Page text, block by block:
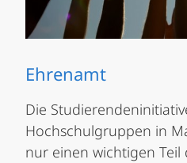
Ehrenamt
Die
Hochschulgruppen in
nur einen wichtigen Teil